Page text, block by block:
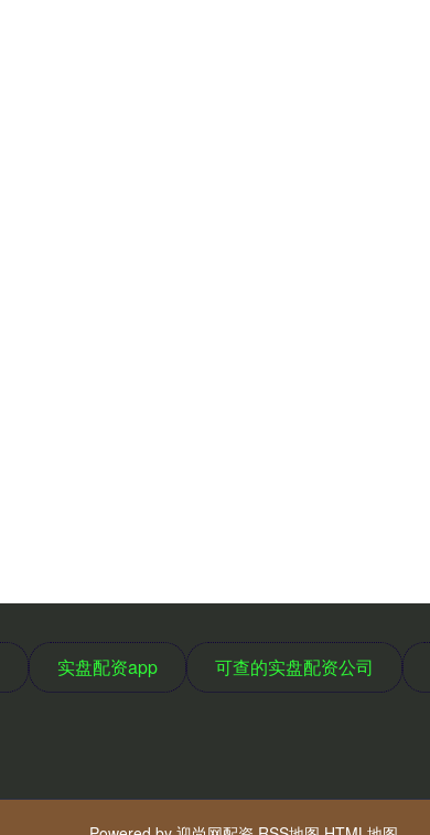
实盘配资app 可查的实盘配资公司